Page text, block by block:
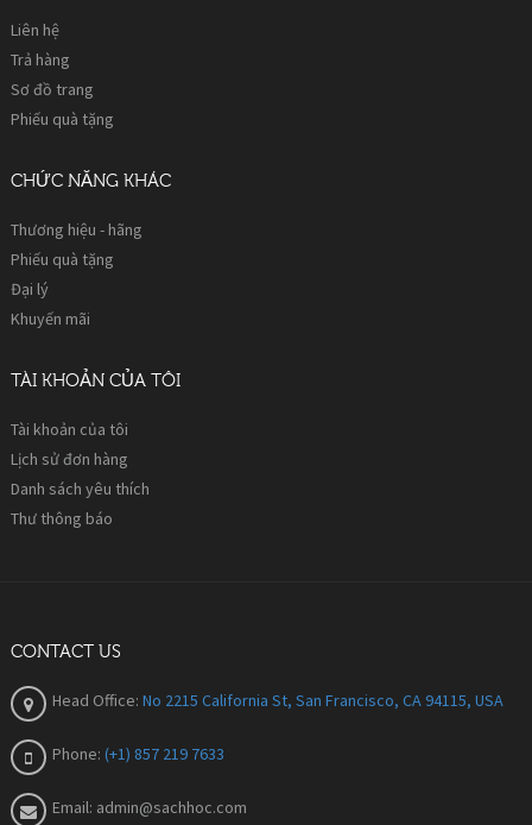
Liên hệ
Trả hàng
Sơ đồ trang
Phiếu quà tặng
CHỨC NĂNG KHÁC
Thương hiệu - hãng
Phiếu quà tặng
Đại lý
Khuyến mãi
TÀI KHOẢN CỦA TÔI
Tài khoản của tôi
Lịch sử đơn hàng
Danh sách yêu thích
Thư thông báo
CONTACT US
Head Office: No 2215 California St, San Francisco, CA 94115, USA
Phone: (+1) 857 219 7633
Email: admin@sachhoc.com